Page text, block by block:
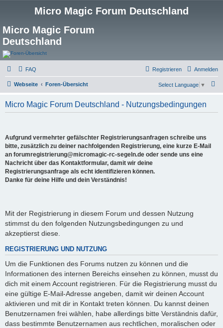
Micro Magic Forum Deutschland
Micro Magic Forum
Deutschland
FAQ Anmelden
Registrieren
Webseite Foren-Übersicht Select Language ▼
Micro Magic Forum Deutschland - Nutzungsbedingungen
Aufgrund vermehrter gefälschter Registrierungsanfragen schreibe uns
bitte, zusätzlich zu deiner nachfolgenden Registrierung, eine kurze E-Mail
an forumregistrierung@micromagic-rc-segeln.de oder sende uns eine
Nachricht über das Kontaktformular, damit wir deine
Registrierungsanfrage als echt identifizieren können.
Danke für deine Hilfe und dein Verständnis!
Mit der Registrierung in diesem Forum und dessen Nutzung
stimmst du den folgenden Nutzungsbedingungen zu und
akzeptierst diese.
REGISTRIERUNG UND NUTZUNG
Um die Funktionen des Forums nutzen zu können und die
Informationen des internen Bereichs einsehen zu können, musst du
dich mit einem Account registrieren. Für die Registrierung musst du
eine gültige E-Mail-Adresse angeben, damit wir deinen Account
aktivieren und mit dir in Kontakt treten können. Du kannst deinen
Benutzernamen frei wählen, habe allerdings bitte Verständnis dafür,
dass bestimmte Benutzernamen aus rechtlichen, moralischen oder